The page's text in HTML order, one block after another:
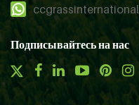
ccgrassinternational
Подписывайтесь на нас